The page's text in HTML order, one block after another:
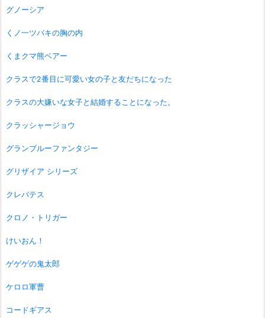
グノーシア
くノ一ツバキの胸の内
くまクマ熊ベアー
クラスで2番目に可愛い女の子と友だちになった
クラスの大嫌いな女子と結婚することになった。
クラッシャージョウ
グランブルーファンタジー
グリザイア シリーズ
クレバテス
クロノ・トリガー
けいおん！
ゲゲゲの鬼太郎
ケロロ軍曹
コードギアス